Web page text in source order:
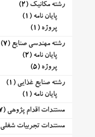
رشته مکانیک (2)
پایان نامه (1)
پروژه (1)
رشته مهندسی صنایع (7)
پایان نامه (2)
پروژه (5)
رشته صنایع غذایی (1)
پایان نامه (1)
مستندات اقدام پژوهی (77)
مستندات تجربیات شغلی